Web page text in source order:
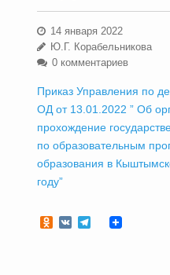
14 января 2022
Ю.Г. Корабельникова
0 комментариев
Приказ Управления по
ОД от 13.01.2022 ” Об
прохождение
по образовательным
образования в
году”
Odnoklassniki
VKTelegram